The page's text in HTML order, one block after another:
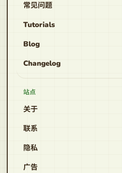
常见问题
Tutorials
Blog
Changelog
站点
关于
联系
隐私
广告